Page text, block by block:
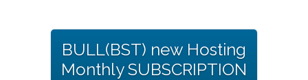
BULL(BST) new Hosting
Monthly SUBSCRIPTION